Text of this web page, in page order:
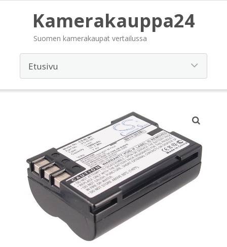
Kamerakauppa24
Suomen kamerakaupat vertailussa